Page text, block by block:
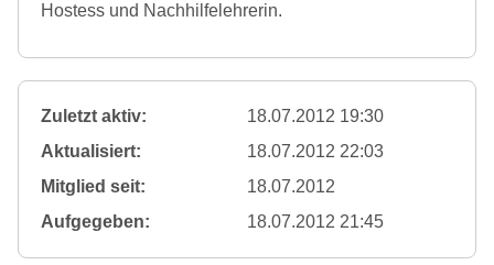
Hostess und Nachhilfelehrerin.
Zuletzt aktiv:
18.07.2012 19:30
Aktualisiert:
18.07.2012 22:03
Mitglied seit:
18.07.2012
Aufgegeben:
18.07.2012 21:45